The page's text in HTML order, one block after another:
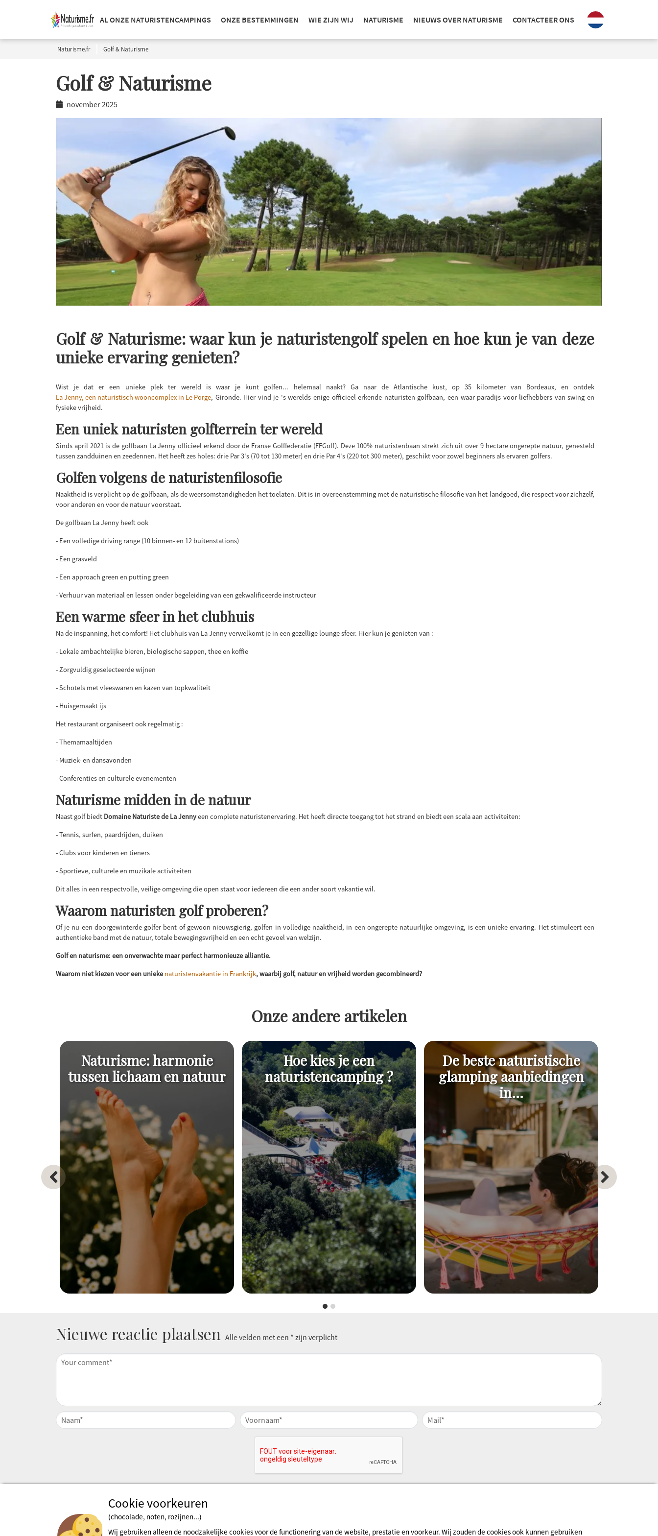
AL ONZE NATURISTENCAMPINGS ONZE BESTEMMINGEN WIE ZIJN WIJ NATURISME NIEUWS OVER NATURISME CONTACTEER ONS
Naturisme.fr Golf & Naturisme
Golf & Naturisme
november 2025
Golf & Naturisme: waar kun je naturistengolf spelen en hoe kun je van deze
unieke ervaring genieten?
Wist je dat er een unieke plek ter wereld is waar je kunt golfen... helemaal naakt? Ga naar de Atlantische kust, op 35 kilometer van Bordeaux, en ontdek
La Jenny, een naturistisch wooncomplex in Le Porge, Gironde. Hier vind je 's werelds enige officieel erkende naturisten golfbaan, een waar paradijs voor liefhebbers van swing en
fysieke vrijheid.
Een uniek naturisten golfterrein ter wereld
Sinds april 2021 is de golfbaan La Jenny officieel erkend door de Franse Golffederatie (FFGolf). Deze 100% naturistenbaan strekt zich uit over 9 hectare ongerepte natuur, genesteld
tussen zandduinen en zeedennen. Het heeft zes holes: drie Par 3's (70 tot 130 meter) en drie Par 4's (220 tot 300 meter), geschikt voor zowel beginners als ervaren golfers.
Golfen volgens de naturistenfilosofie
Naaktheid is verplicht op de golfbaan, als de weersomstandigheden het toelaten. Dit is in overeenstemming met de naturistische filosofie van het landgoed, die respect voor zichzelf,
voor anderen en voor de natuur voorstaat.
De golfbaan La Jenny heeft ook
- Een volledige driving range (10 binnen- en 12 buitenstations)
- Een grasveld
- Een approach green en putting green
- Verhuur van materiaal en lessen onder begeleiding van een gekwalificeerde instructeur
Een warme sfeer in het clubhuis
Na de inspanning, het comfort! Het clubhuis van La Jenny verwelkomt je in een gezellige lounge sfeer. Hier kun je genieten van :
- Lokale ambachtelijke bieren, biologische sappen, thee en koffie
- Zorgvuldig geselecteerde wijnen
- Schotels met vleeswaren en kazen van topkwaliteit
- Huisgemaakt ijs
Het restaurant organiseert ook regelmatig :
- Themamaaltijden
- Muziek- en dansavonden
- Conferenties en culturele evenementen
Naturisme midden in de natuur
Naast golf biedt Domaine Naturiste de La Jennyeen complete naturistenervaring. Het heeft directe toegang tot het strand en biedt een scala aan activiteiten:
- Tennis, surfen, paardrijden, duiken
- Clubs voor kinderen en tieners
- Sportieve, culturele en muzikale activiteiten
Dit alles in een respectvolle, veilige omgeving die open staat voor iedereen die een ander soort vakantie wil.
Waarom naturisten golf proberen?
Of je nu een doorgewinterde golfer bent of gewoon nieuwsgierig, golfen in volledige naaktheid, in een ongerepte natuurlijke omgeving, is een unieke ervaring. Het stimuleert een
authentieke band met de natuur, totale bewegingsvrijheid en een echt gevoel van welzijn.
Golf en naturisme: een onverwachte maar perfect harmonieuze alliantie.
Waarom niet kiezen voor een unieke naturistenvakantie in Frankrijk, waarbij golf, natuur en vrijheid worden gecombineerd?
Onze andere artikelen
Naturisme: harmonie
tussen lichaam en natuur
Hoe kies je een
naturistencamping ?
De beste naturistische
glamping aanbiedingen
in...
Nieuwe reactie plaatsen Alle velden met een * zijn verplicht
Cookie voorkeuren
(chocolade, noten, rozijnen...)
Wij gebruiken alleen de noodzakelijke cookies voor de functionering van de website, prestatie en voorkeur. Wij zouden de cookies ook kunnen gebruiken